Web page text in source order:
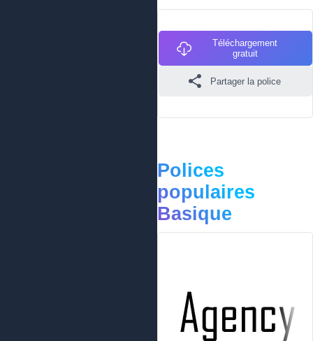
Téléchargement
gratuit
Partager la police
Polices
populaires
Basique